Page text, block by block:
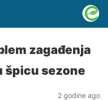
zagađenja
špicu sezone
2 godine ago